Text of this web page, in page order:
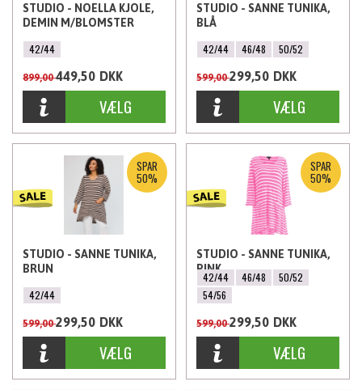
STUDIO - NOELLA KJOLE,
DEMIN M/BLOMSTER
42/44
899,00449,50 DKK
STUDIO - SANNE TUNIKA,
BLÅ
42/44 46/48 50/52
599,00299,50 DKK
SPAR
50%
STUDIO - SANNE TUNIKA,
BRUN
42/44
599,00299,50 DKK
SPAR
50%
STUDIO - SANNE TUNIKA,
PINK
42/44 46/48
50/52
54/56
599,00299,50 DKK